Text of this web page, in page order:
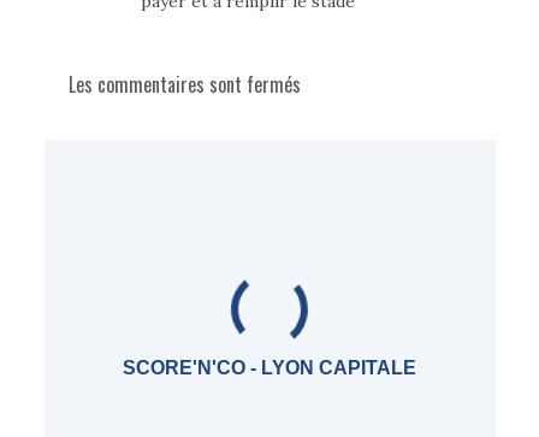
Les commentaires sont fermés
SCORE'N'CO - LYON CAPITALE